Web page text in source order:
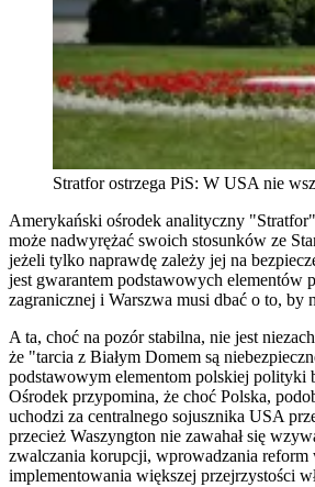
Stratfor ostrzega PiS: W USA nie
Amerykański ośrodek analityczny
może nadwyrężać swoich stosunków ze
jeżeli tylko naprawdę zależy jej na
jest gwarantem podstawowych elementów
zagranicznej i Warszwa musi dbać o to, by
A ta, choć na pozór stabilna, nie jest
że "tarcia z Białym Domem są
podstawowym elementom polskiej polityki
Ośrodek przypomina, że choć Polska,
uchodzi za centralnego sojusznika USA
przecież Waszyngton nie zawahał się
zwalczania korupcji, wprowadzania
implementowania większej przejrzystości